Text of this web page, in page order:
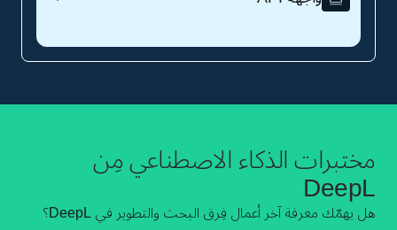
مختبرات الذكاء الاصطناعي مِن
DeepL
هل يهمّك معرفة آخر أعمال فِرق البحث والتطوير في DeepL؟